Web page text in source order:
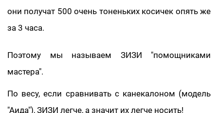
они получат 500 очень тоненьких косичек опять же
за 3 часа.
Поэтому мы называем ЗИЗИ "помощниками
мастера".
По весу, если сравнивать с канекалоном (модель
"Аида"), ЗИЗИ легче, а значит их легче носить!